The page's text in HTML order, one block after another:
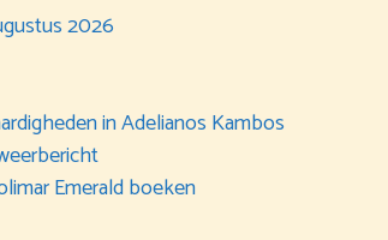
2026
in Adelianos Kambos
Emerald boeken